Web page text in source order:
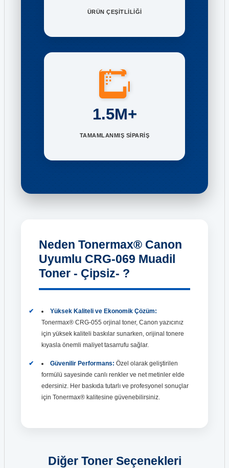
ÜRÜN ÇEŞİTLİLİĞİ
1.5M+
TAMAMLANMIŞ SİPARİŞ
Neden Tonermax® Canon
Uyumlu CRG-069 Muadil
Toner - Çipsiz- ?
Yüksek Kaliteli ve Ekonomik Çözüm:
Tonermax® CRG-055 orjinal toner, Canon yazıcınız
için yüksek kaliteli baskılar sunarken, orijinal tonere
kıyasla önemli maliyet tasarrufu sağlar.
Güvenilir Performans: Özel olarak geliştirilen
formülü sayesinde canlı renkler ve net metinler elde
edersiniz. Her baskıda tutarlı ve profesyonel sonuçlar
için Tonermax® kalitesine güvenebilirsiniz.
Diğer Toner Seçenekleri